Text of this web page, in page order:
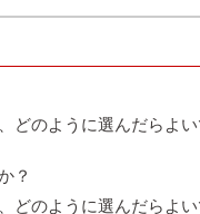
どのように選んだらよい
？
どのように選んだらよい